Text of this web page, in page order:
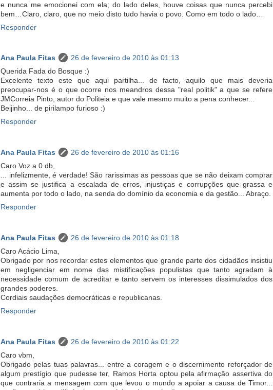
e nunca me emocionei com ela; do lado deles, houve coisas que nunca percebi
bem…Claro, claro, que no meio disto tudo havia o povo. Como em todo o lado…
Responder
Ana Paula Fitas
26 de fevereiro de 2010 às 01:13
Querida Fada do Bosque :)
Excelente texto este que aqui partilha... de facto, aquilo que mais deveria
preocupar-nos é o que ocorre nos meandros dessa "real politik" a que se refere
JMCorreia Pinto, autor do Politeia e que vale mesmo muito a pena conhecer...
Beijinho... de pirilampo furioso :)
Responder
Ana Paula Fitas
26 de fevereiro de 2010 às 01:16
Caro Voz a 0 db,
... infelizmente, é verdade! São rarissimas as pessoas que se não deixam comprar
e assim se justifica a escalada de erros, injustiças e corrupções que grassa e
aumenta por todo o lado, na senda do domínio da economia e da gestão... Abraço.
Responder
Ana Paula Fitas
26 de fevereiro de 2010 às 01:18
Caro Acácio Lima,
Obrigado por nos recordar estes elementos que grande parte dos cidadãos insistiu
em negligenciar em nome das mistificações populistas que tanto agradam à
necessidade comum de acreditar e tanto servem os interesses dissimulados dos
grandes poderes.
Cordiais saudações democráticas e republicanas.
Responder
Ana Paula Fitas
26 de fevereiro de 2010 às 01:22
Caro vbm,
Obrigado pelas tuas palavras... entre a coragem e o discernimento reforçador de
algum prestígio que pudesse ter, Ramos Horta optou pela afirmação assertiva do
que contraria a mensagem com que levou o mundo a apoiar a causa de Timor...